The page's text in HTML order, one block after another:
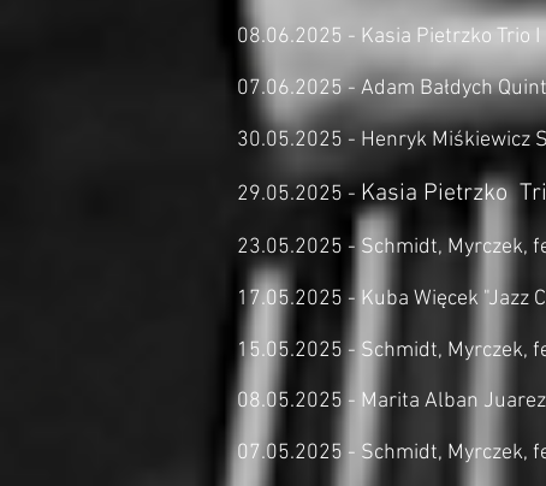
08.06.2025 - Kasia Pietrzko Trio
07.06.2025 - Adam Bałdych
30.05.2025 - Henryk Miśkiewicz
29.05.2025 - Kasia Pietrzko
23.05.2025 - Schmidt, Myrczek,
17.05.2025 - Kuba Więcek "Jazz
15.05.2025 - Schmidt, Myrczek,
08.05.2025 - Marita Alban
07.05.2025 - Schmidt, Myrczek,